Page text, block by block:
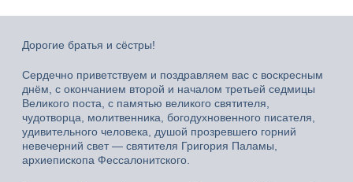
Дорогие братья и сёстры!
Сердечно приветствуем и поздравляем вас с воскресным
днём, с окончанием второй и началом третьей седмицы
Великого поста, с памятью великого святителя,
чудотворца, молитвенника, богодухновенного писателя,
удивительного человека, душой прозревшего горний
невечерний свет — святителя Григория Паламы,
архиепископа Фессалонитского.